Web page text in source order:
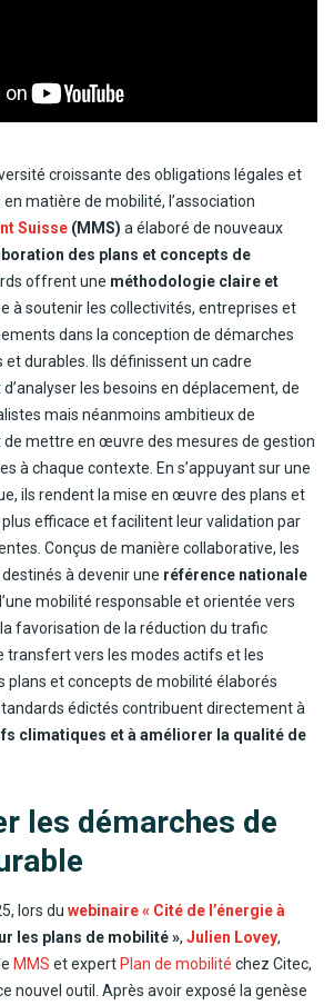
croissante des obligations légales et
matière de mobilité, l’association
Suisse (MMS) a élaboré de nouveaux
des plans et concepts de
offrent une méthodologie claire et
à soutenir les collectivités, entreprises et
dans la conception de démarches
durables. Ils définissent un cadre
les besoins en déplacement, de
mais néanmoins ambitieux de
mettre en œuvre des mesures de gestion
à chaque contexte. En s’appuyant sur une
ils rendent la mise en œuvre des plans et
efficace et facilitent leur validation par
Conçus de manière collaborative, les
à devenir une référence nationale
mobilité responsable et orientée vers
la favorisation de la réduction du trafic
transfert vers les modes actifs et les
plans et concepts de mobilité élaborés
édictés contribuent directement à
climatiques et à améliorer la qualité de
les démarches de
lors du webinaire « Cité de l’énergie à
les plans de mobilité », Julien Lovey,
MMS et expert Plan de mobilité chez Citec,
nouvel outil. Après avoir exposé la genèse